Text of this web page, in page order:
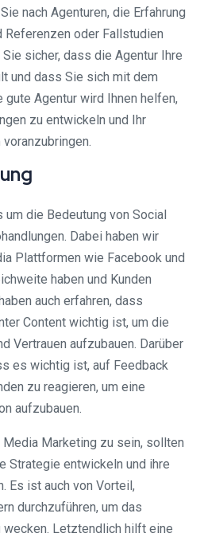
nach Agenturen, die Erfahrung
Referenzen oder Fallstudien
sicher, dass die Agentur Ihre
und dass Sie sich mit dem
gute Agentur wird Ihnen helfen,
zu entwickeln und Ihr
die Bedeutung von Social
Dabei haben wir
Plattformen wie Facebook und
haben und Kunden
auch erfahren, dass
Content wichtig ist, um die
Vertrauen aufzubauen. Darüber
es wichtig ist, auf Feedback
zu reagieren, um eine
aufzubauen.
Marketing zu sein, sollten
Strategie entwickeln und ihre
Es ist auch von Vorteil,
durchzuführen, um das
wecken. Letztendlich hilft eine